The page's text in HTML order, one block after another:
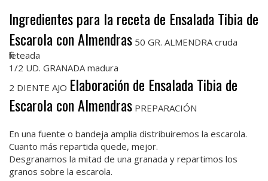
Ingredientes para la receta de Ensalada Tibia de
Escarola con Almendras 50 GR. ALMENDRA cruda
fileteada
1/2 UD. GRANADA madura
2 DIENTE AJO Elaboración de Ensalada Tibia de
Escarola con Almendras PREPARACIÓN
En una fuente o bandeja amplia distribuiremos la escarola.
Cuanto más repartida quede, mejor.
Desgranamos la mitad de una granada y repartimos los
granos sobre la escarola.